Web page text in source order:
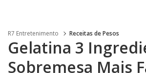
R7 Entretenimento Receitas de Pesos
Gelatina 3
Sobremesa Mais